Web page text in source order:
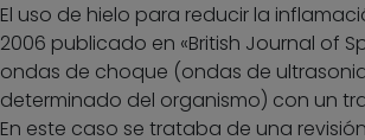
El uso de hielo para reducir la
2006 publicado en «British Journal of
ondas de choque (ondas de
determinado del organismo) con un
En este caso se trataba de una